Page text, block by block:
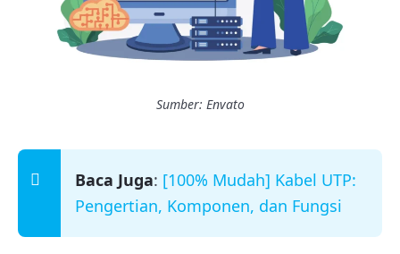
Sumber: Envato
Baca Juga: [100% Mudah] Kabel UTP:
Pengertian, Komponen, dan Fungsi